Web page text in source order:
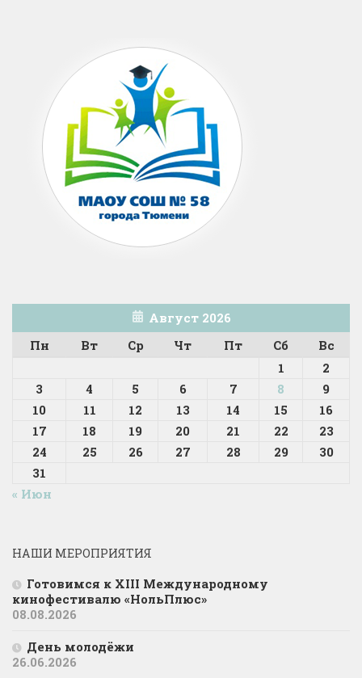
Август 2026
Пн
Вт Ср Чт Пт Сб
Вс
1
2
3
4 5 6 7 8
9
10
11 12 13 14 15
16
17
18 19 20 21 22
23
24
25 26 27 28 29
30
31
« Июн
НАШИ МЕРОПРИЯТИЯ
Готовимся к XIII Международному
кинофестивалю «НольПлюс»
08.08.2026
День молодёжи
26.06.2026